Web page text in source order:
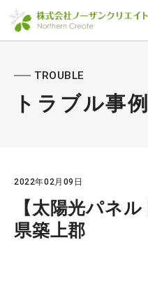
TROUBLE
トラブル事例
2022年02月09日
【太陽光パネ
県築上郡